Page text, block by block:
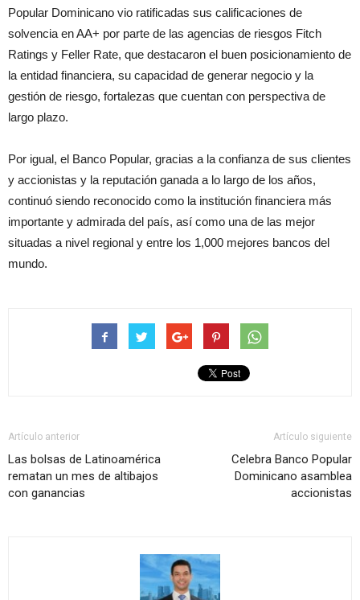
Popular Dominicano vio ratificadas sus calificaciones de
solvencia en AA+ por parte de las agencias de riesgos Fitch
Ratings y Feller Rate, que destacaron el buen posicionamiento de
la entidad financiera, su capacidad de generar negocio y la
gestión de riesgo, fortalezas que cuentan con perspectiva de
largo plazo.
Por igual, el Banco Popular, gracias a la confianza de sus clientes
y accionistas y la reputación ganada a lo largo de los años,
continuó siendo reconocido como la institución financiera más
importante y admirada del país, así como una de las mejor
situadas a nivel regional y entre los 1,000 mejores bancos del
mundo.
Artículo anterior
Las bolsas de Latinoamérica
rematan un mes de altibajos
con ganancias
Artículo siguiente
Celebra Banco Popular
Dominicano asamblea
accionistas